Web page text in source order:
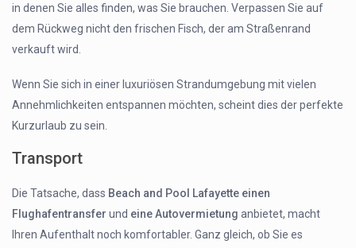
in denen Sie alles finden, was Sie brauchen. Verpassen Sie auf
dem Rückweg nicht den frischen Fisch, der am Straßenrand
verkauft wird.
Wenn Sie sich in einer luxuriösen Strandumgebung mit vielen
Annehmlichkeiten entspannen möchten, scheint dies der perfekte
Kurzurlaub zu sein.
Transport
Die Tatsache, dass Beach and Pool Lafayette einen
Flughafentransfer und eine Autovermietung anbietet, macht
Ihren Aufenthalt noch komfortabler. Ganz gleich, ob Sie es